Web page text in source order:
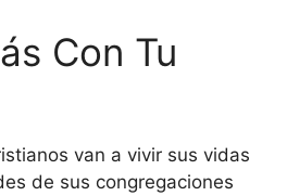
Con Tu
van a vivir sus vidas
de sus congregaciones